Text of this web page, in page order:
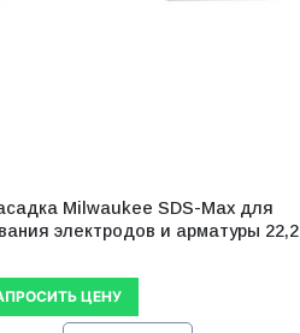
Milwaukee SDS-Max для
электродов и арматуры 22,2